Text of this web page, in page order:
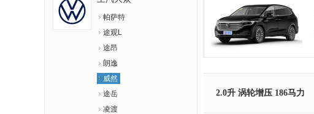
帕萨特
途观L
途昂
朗逸
威然
途岳
凌渡
2.0升 涡轮增压 186马力